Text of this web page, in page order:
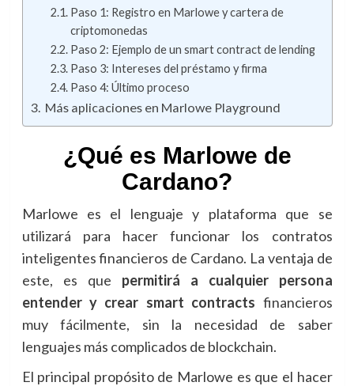
Paso 1: Registro en Marlowe y cartera de
criptomonedas
Paso 2: Ejemplo de un smart contract de lending
Paso 3: Intereses del préstamo y firma
Paso 4: Último proceso
Más aplicaciones en Marlowe Playground
¿ Qué es Marlowe de
Cardano?
Marlowe es el lenguaje y plataforma que se
utilizará para hacer funcionar los contratos
inteligentes financieros de Cardano. La ventaja de
este, es que permitirá a cualquier persona
entender y crear smart contracts financieros
muy fácilmente, sin la necesidad de saber
lenguajes más complicados de blockchain.
El principal propósito de Marlowe es que el hacer